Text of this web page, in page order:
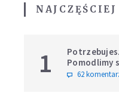
1
Pomodlimy
intencji
62